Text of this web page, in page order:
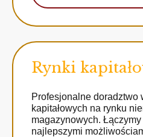
Rynki
Profesjonalne doradztwo
kapitałowych na rynku
magazynowych.
najlepszymi